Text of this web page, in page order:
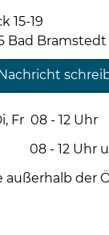
15-19
Bad Bramstedt
Fr 08 - 12 Uhr
- 12 Uhr
außerhalb der